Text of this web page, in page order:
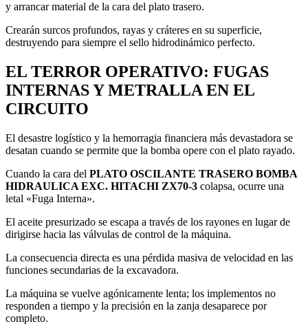
y arrancar material de la cara del plato trasero.
Crearán surcos profundos, rayas y cráteres en su superficie,
destruyendo para siempre el sello hidrodinámico perfecto.
EL TERROR OPERATIVO: FUGAS
INTERNAS Y METRALLA EN EL
CIRCUITO
El desastre logístico y la hemorragia financiera más devastadora se
desatan cuando se permite que la bomba opere con el plato rayado.
Cuando la cara del PLATO OSCILANTE TRASERO BOMBA
HIDRAULICA EXC. HITACHI ZX70-3 colapsa, ocurre una
letal «Fuga Interna».
El aceite presurizado se escapa a través de los rayones en lugar de
dirigirse hacia las válvulas de control de la máquina.
La consecuencia directa es una pérdida masiva de velocidad en las
funciones secundarias de la excavadora.
La máquina se vuelve agónicamente lenta; los implementos no
responden a tiempo y la precisión en la zanja desaparece por
completo.